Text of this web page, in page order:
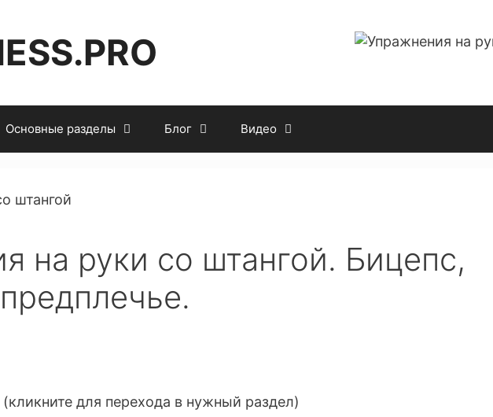
Основные разделы Блог Видео
на руки со штангой. Бицепс,
для перехода в нужный раздел)